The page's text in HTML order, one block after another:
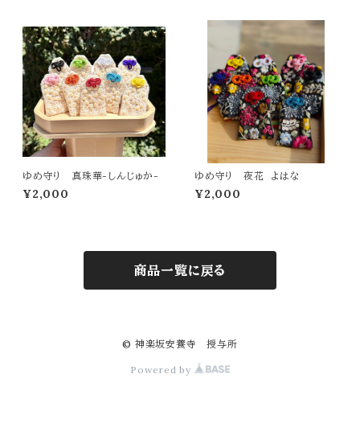
ゆめ守り 真珠華-しんじゅか-
¥2,000
ゆめ守り 夜花 よはな
¥2,000
商品一覧に戻る
© 神楽坂安養寺 授与所
Powered by